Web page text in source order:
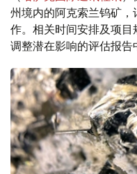
州境内的阿克索兰钨矿
作。相关时间安排及项
调整潜在影响的评估报告